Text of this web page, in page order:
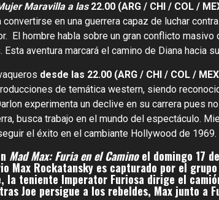
Maravilla a las22.00 (ARG / CHI / COL /
en una guerrera capaz de luchar
El hombre habla sobre un gran conflicto masivo
aventura marcará el camino de Diana hacia
desde las 22.00 (ARG / CHI / COL /
de temática western, siendo
experimenta un declive en su carrera pues
busca trabajo en el mundo del espectáculo.
el éxito en el cambiante Hollywood de 1969.
Mad Max: Furia en el Caminoel domingo 17
Max Rockatansky es capturado por el
teniente Imperator Furiosa dirige el
Joe persigue a los rebeldes, Max junto a